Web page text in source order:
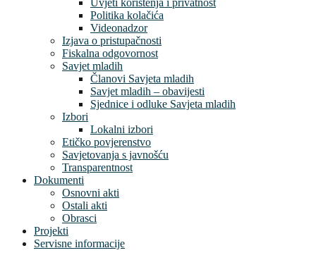
Politika kolačića
Videonadzor
Izjava o pristupačnosti
Fiskalna odgovornost
Savjet mladih
Članovi Savjeta mladih
Savjet mladih – obavijesti
Sjednice i odluke Savjeta mladih
Izbori
Lokalni izbori
Etičko povjerenstvo
Savjetovanja s javnošću
Transparentnost
Dokumenti
Osnovni akti
Ostali akti
Obrasci
Projekti
Servisne informacije